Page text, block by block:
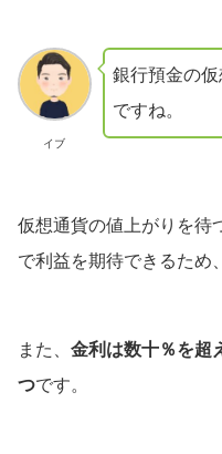
イブ
銀行預金の
ですね。
仮想通貨の値上がりを待
で利益を期待できるため
また、 金利は数十％を超
つです。